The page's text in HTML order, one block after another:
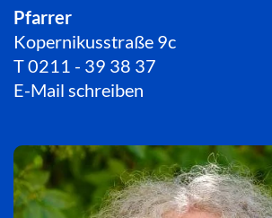
Pfarrer
Kopernikusstraße 9c
T0211 - 39 38 37
E-Mail schreiben